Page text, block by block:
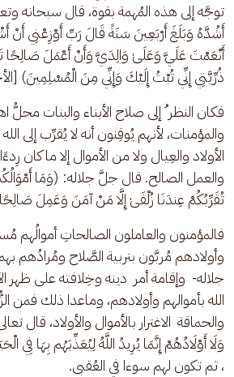
توجَّه إلى هذه المُهمة بقوة، قال سبحانه
أَشُدَّهُ وَبَلَغَ أَرْبَعِينَ سَنَةً قَالَ رَبِّ أَوْزِعْنِي أَنْ
أَنْعَمْتَ عَلَيَّ وَعَلَىٰ وَالِدَيَّ وَأَنْ أَعْمَلَ صَالِحًا
ذُرِّيَّتِي إِنِّي تُبْتُ إِلَيْكَ وَإِنِّي مِنَ الْمُسْلِمِينَ)
فكان النظر ُ إلى صلاح الأبناء والبنات محلُّ
والمؤمنات، لأنهم يُوقِنون أنه لا يُقرِّب إلى
الأولاد والعِيال ولا من الأموال إلا ما كان
والعمل الصالح. قال جلَّ جلاله: (وَمَا
تُقَرِّبُكُمْ عِندَنَا زُلْفَىٰ إِلَّا مَنْ آمَنَ وَعَمِلَ صَالِحًا)
فالمؤمنون والعاملون الصالحاتِ أموالُهم
وأولادهم مُربَّون بتربية الصَّلاح ومُرادُهم
جلاله-  وإقامة أمر  دينه وخِلافته على ظهر
الله بأموالهم وأولادهم، وماعدا ذلك فمن
والحماقة  الاغترار بالأموال والأولاد، قال
، ثم تكون لهم سوءا في العُقبى.